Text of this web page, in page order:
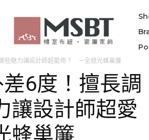
些魅力讓設計師超愛用？ －全遮光蜂巢簾
6度！擅長調
讓設計師超愛
蜂巢簾